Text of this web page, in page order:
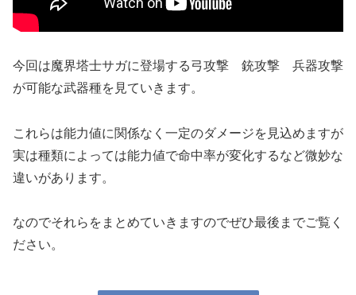
今回は魔界塔士サガに登場する弓攻撃 銃攻撃 兵器攻撃
が可能な武器種を見ていきます。
これらは能力値に関係なく一定のダメージを見込めますが
実は種類によっては能力値で命中率が変化するなど微妙な
違いがあります。
なのでそれらをまとめていきますのでぜひ最後までご覧く
ださい。